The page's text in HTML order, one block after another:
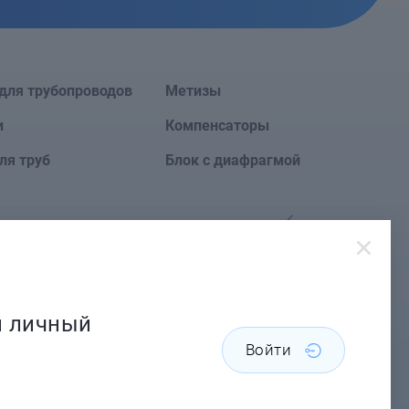
трубопроводов
труб
Метизы
Компенсаторы
Блок с диафрагмой
личный
Войти